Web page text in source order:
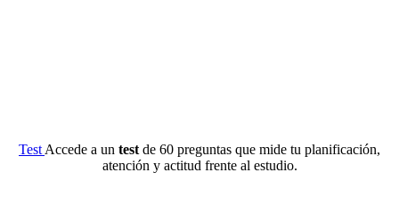
Test Accede a un test de 60 preguntas que mide tu planificación,
atención y actitud frente al estudio.